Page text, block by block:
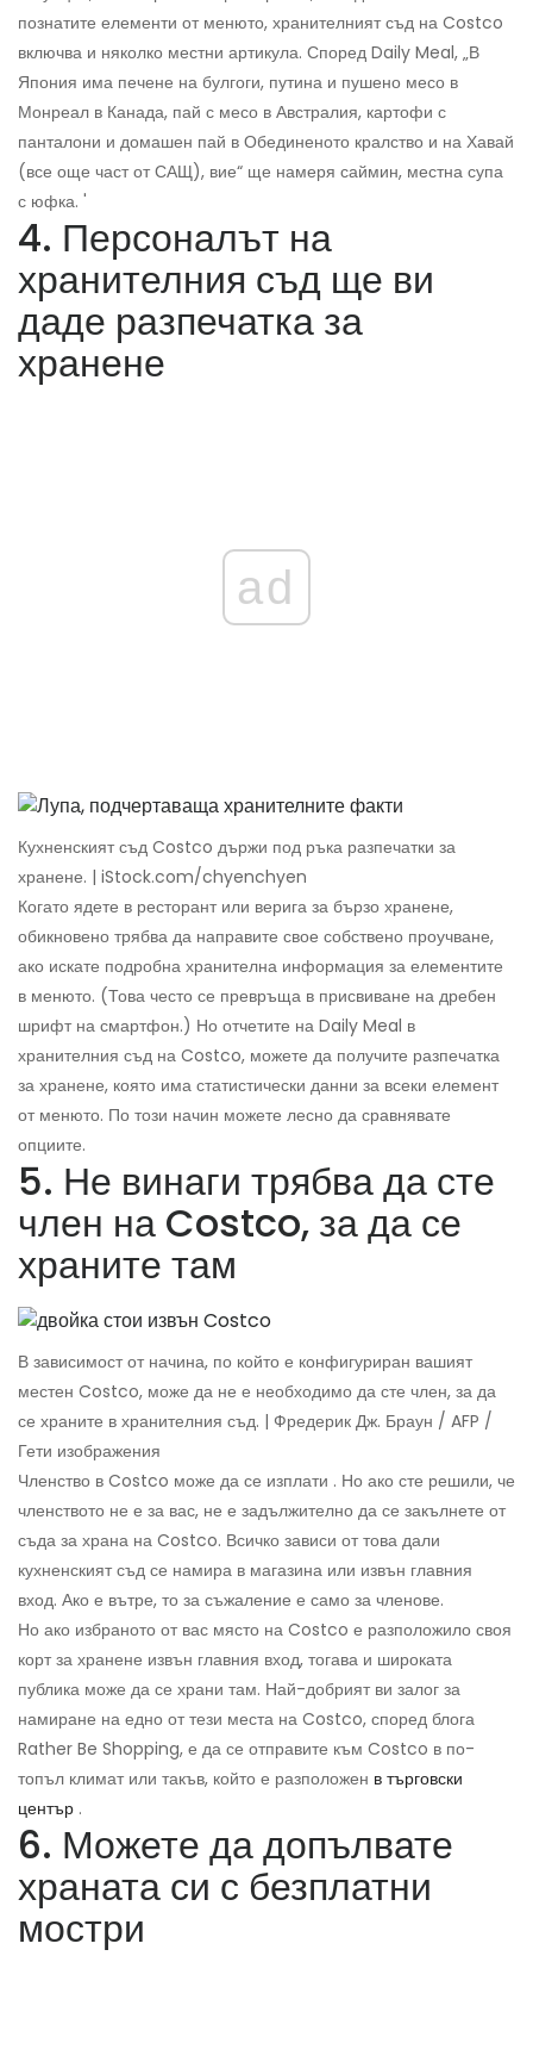
познатите елементи от менюто, хранителният съд на Costco
включва и няколко местни артикула. Според Daily Meal, „В
Япония има печене на булгоги, путина и пушено месо в
Монреал в Канада, пай с месо в Австралия, картофи с
панталони и домашен пай в Обединеното кралство и на Хавай
(все още част от САЩ), вие“ ще намеря саймин, местна супа
с юфка. '
4. Персоналът на
хранителния съд ще ви
даде разпечатка за
хранене
ad
Кухненският съд Costco държи под ръка разпечатки за
хранене. | iStock.com/chyenchyen
Когато ядете в ресторант или верига за бързо хранене,
обикновено трябва да направите свое собствено проучване,
ако искате подробна хранителна информация за елементите
в менюто. (Това често се превръща в присвиване на дребен
шрифт на смартфон.) Но отчетите на Daily Meal в
хранителния съд на Costco, можете да получите разпечатка
за хранене, която има статистически данни за всеки елемент
от менюто. По този начин можете лесно да сравнявате
опциите.
5. Не винаги трябва да сте
член на Costco, за да се
храните там
В зависимост от начина, по който е конфигуриран вашият
местен Costco, може да не е необходимо да сте член, за да
се храните в хранителния съд. | Фредерик Дж. Браун / AFP /
Гети изображения
Членство в Costco може да се изплати . Но ако сте решили, че
членството не е за вас, не е задължително да се закълнете от
съда за храна на Costco. Всичко зависи от това дали
кухненският съд се намира в магазина или извън главния
вход. Ако е вътре, то за съжаление е само за членове.
Но ако избраното от вас място на Costco е разположило своя
корт за хранене извън главния вход, тогава и широката
публика може да се храни там. Най-добрият ви залог за
намиране на едно от тези места на Costco, според блога
Rather Be Shopping, е да се отправите към Costco в по-
топъл климат или такъв, който е разположен в търговски
център .
6. Можете да допълвате
храната си с безплатни
мостри